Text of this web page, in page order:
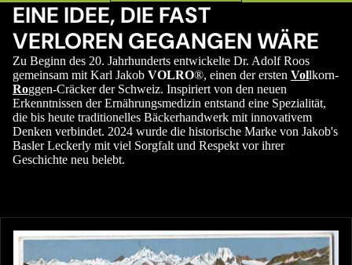
EINE IDEE, DIE FAST
VERLOREN GEGANGEN WÄRE
Zu Beginn des 20. Jahrhunderts entwickelte Dr. Adolf Roos
gemeinsam mit Karl Jakob VOLRO®, einen der ersten Vollkorn-
Roggen-Cräcker der Schweiz. Inspiriert von den neuen
Erkenntnissen der Ernährungsmedizin entstand eine Spezialität,
die bis heute traditionelles Bäckerhandwerk mit innovativem
Denken verbindet. 2024 wurde die historische Marke von Jakob's
Basler Leckerly mit viel Sorgfalt und Respekt vor ihrer
Geschichte neu belebt.